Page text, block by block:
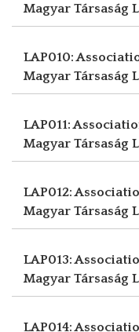
Magyar Társaság
LAP010:
Magyar Társaság
LAP011:
Magyar Társaság
LAP012:
Magyar Társaság
LAP013:
Magyar Társaság
LAP014: